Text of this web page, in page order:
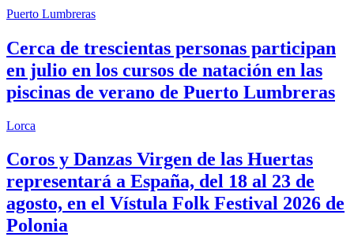
Puerto Lumbreras
Cerca de trescientas personas participan
en julio en los cursos de natación en las
piscinas de verano de Puerto Lumbreras
Lorca
Coros y Danzas Virgen de las Huertas
representará a España, del 18 al 23 de
agosto, en el Vístula Folk Festival 2026 de
Polonia